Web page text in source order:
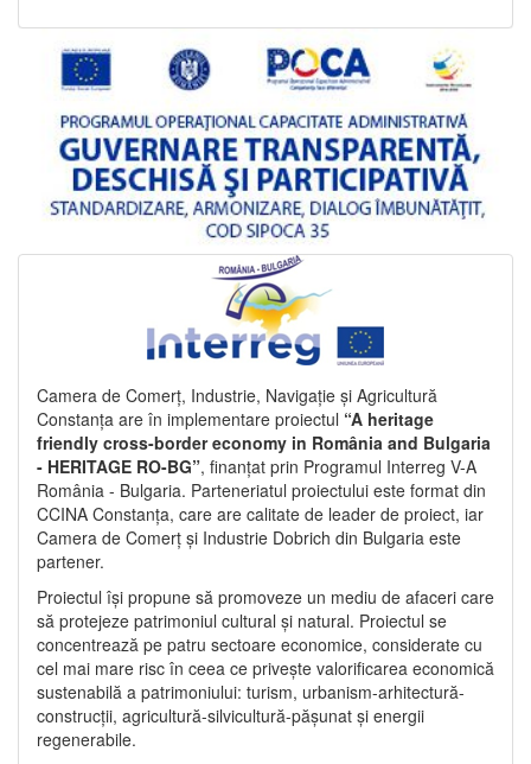
Camera de Comerț, Industrie, Navigație și Agricultură
Constanța are în implementare proiectul “A heritage
friendly cross-border economy in România and Bulgaria
- HERITAGE RO-BG”, finanțat prin Programul Interreg V-A
România - Bulgaria. Parteneriatul proiectului este format din
CCINA Constanța, care are calitate de leader de proiect, iar
Camera de Comerț și Industrie Dobrich din Bulgaria este
partener.
Proiectul își propune să promoveze un mediu de afaceri care
să protejeze patrimoniul cultural și natural. Proiectul se
concentrează pe patru sectoare economice, considerate cu
cel mai mare risc în ceea ce privește valorificarea economică
sustenabilă a patrimoniului: turism, urbanism-arhitectură-
construcții, agricultură-silvicultură-pășunat și energii
regenerabile.